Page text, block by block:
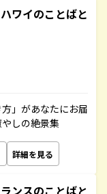
ワイのことばと
」があなたにお届
しの絶景集
詳細を見る
ンスのことばと